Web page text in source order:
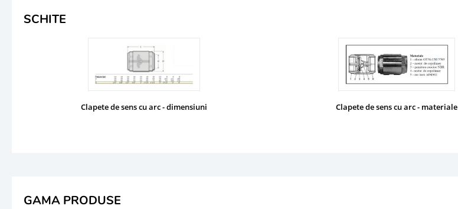
SCHITE
Clapete de sens cu arc - dimensiuni Clapete de sens cu arc - materiale
GAMA PRODUSE